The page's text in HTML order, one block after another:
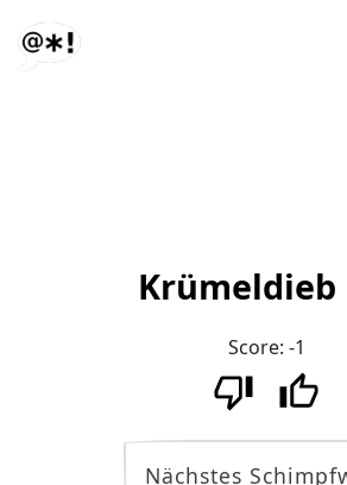
Krümeldieb
Score: -1
Nächstes